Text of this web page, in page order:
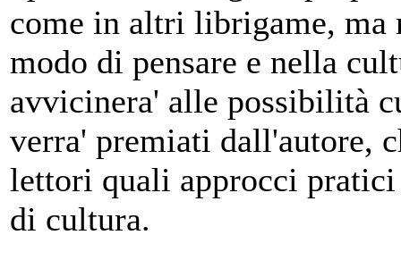
come in altri librigame, ma
modo di pensare e nella
avvicinera' alle possibilità
verra' premiati dall'autore,
lettori quali approcci
di cultura.